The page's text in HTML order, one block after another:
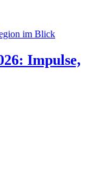
im Blick
Impulse,